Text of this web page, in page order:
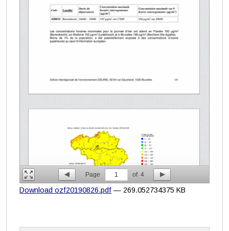
Page 1 of 4
Download ozf20190826.pdf — 269.052734375 KB